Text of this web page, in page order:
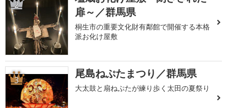
2
扉～／群馬県
桐生市の重要文化財有鄰館で開催する本格
派お化け屋敷
3 尾島ねぷたまつり／群馬県
大太鼓と扇ねぷたが練り歩く太田の夏祭り